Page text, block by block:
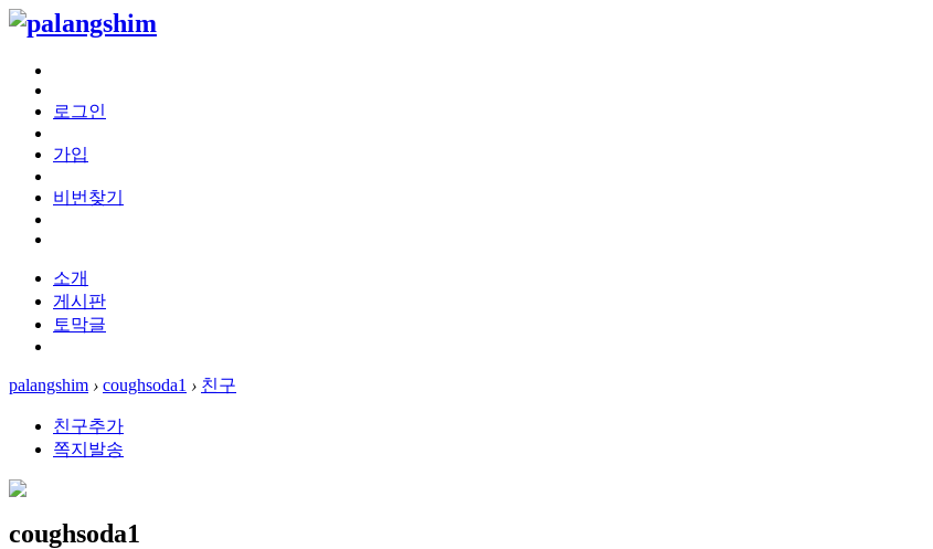
로그인
가입
비번찾기
소개
게시판
토막글
palangshim › coughsoda1 › 친구
친구추가
쪽지발송
coughsoda1